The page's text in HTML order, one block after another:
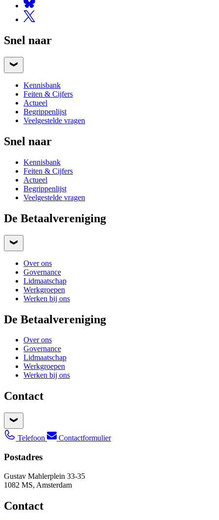
Snel naar
Kennisbank
Feiten & Cijfers
Actueel
Begrippenlijst
Veelgestelde vragen
Snel naar
Kennisbank
Feiten & Cijfers
Actueel
Begrippenlijst
Veelgestelde vragen
De Betaalvereniging
Over ons
Governance
Lidmaatschap
Werkgroepen
Werken bij ons
De Betaalvereniging
Over ons
Governance
Lidmaatschap
Werkgroepen
Werken bij ons
Contact
Telefoon Contactformulier
Postadres
Gustav Mahlerplein 33-35
1082 MS, Amsterdam
Contact